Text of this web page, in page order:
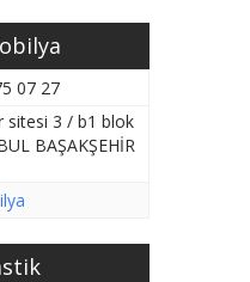
07 27
sitesi 3 / b1 blok
BAŞAKŞEHİR